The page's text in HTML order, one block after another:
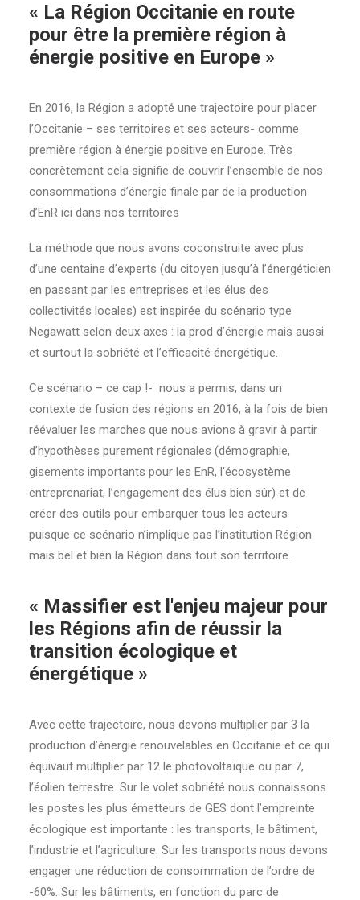
« La Région Occitanie en route
pour être la première région à
énergie positive en Europe »
En 2016, la Région a adopté une trajectoire pour placer
l’Occitanie – ses territoires et ses acteurs- comme
première région à énergie positive en Europe. Très
concrètement cela signifie de couvrir l’ensemble de nos
consommations d’énergie finale par de la production
d’EnR ici dans nos territoires
La méthode que nous avons coconstruite avec plus
d’une centaine d’experts (du citoyen jusqu’à l’énergéticien
en passant par les entreprises et les élus des
collectivités locales) est inspirée du scénario type
Negawatt selon deux axes : la prod d’énergie mais aussi
et surtout la sobriété et l’efficacité énergétique.
Ce scénario – ce cap !- nous a permis, dans un
contexte de fusion des régions en 2016, à la fois de bien
réévaluer les marches que nous avions à gravir à partir
d’hypothèses purement régionales (démographie,
gisements importants pour les EnR, l’écosystème
entreprenariat, l’engagement des élus bien sûr) et de
créer des outils pour embarquer tous les acteurs
puisque ce scénario n’implique pas l’institution Région
mais bel et bien la Région dans tout son territoire.
« Massifier est l'enjeu majeur pour
les Régions afin de réussir la
transition écologique et
énergétique »
Avec cette trajectoire, nous devons multiplier par 3 la
production d’énergie renouvelables en Occitanie et ce qui
équivaut multiplier par 12 le photovoltaïque ou par 7,
l’éolien terrestre. Sur le volet sobriété nous connaissons
les postes les plus émetteurs de GES dont l’empreinte
écologique est importante : les transports, le bâtiment,
l’industrie et l’agriculture. Sur les transports nous devons
engager une réduction de consommation de l’ordre de
-60%. Sur les bâtiments, en fonction du parc de